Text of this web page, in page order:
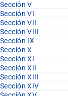
Sección V
Sección VI
Sección VII
Sección VIII
Sección IX
Sección X
Sección XI
Sección XII
Sección XIII
Sección XIV